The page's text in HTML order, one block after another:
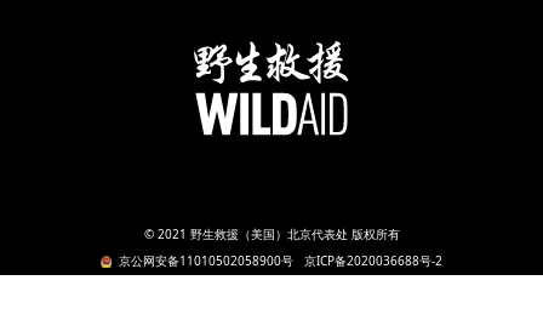
© 2021 野生救援（美国）北京代表处 版权所有
京公网安备11010502058900号
京ICP备2020036688号-2